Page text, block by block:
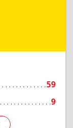
59
9
р-н,
ул, дом № 6
Подробнее